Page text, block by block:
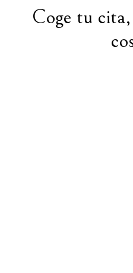
Coge tu